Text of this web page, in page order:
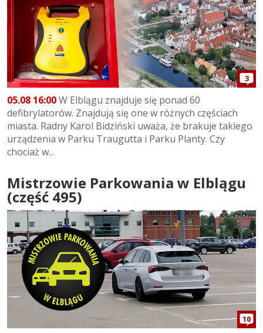
3
05.08 16:00W Elblągu znajduje się ponad 60
defibrylatorów. Znajdują się one w różnych częściach
miasta. Radny Karol Bidziński uważa, że brakuje takiego
urządzenia w Parku Traugutta i Parku Planty. Czy
chociaż w...
Mistrzowie Parkowania w Elblągu
(część 495)
10